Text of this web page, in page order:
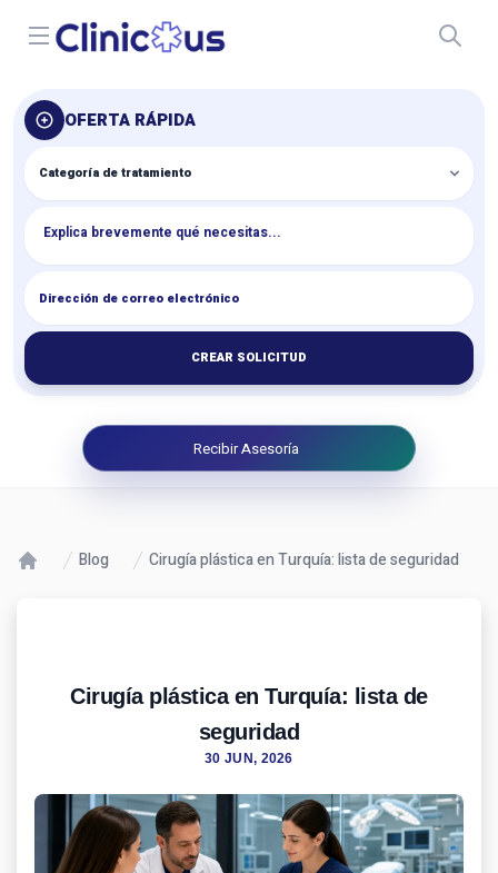
Open menu
OFERTA RÁPIDA
CREAR SOLICITUD
Recibir Asesoría
Blog Cirugía plástica en Turquía: lista de seguridad
Cirugía plástica en Turquía: lista de
seguridad
30 JUN, 2026